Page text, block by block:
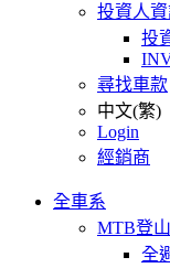
投資人資
投
尋找車款
中文(繁)
Login
經銷商
全車系
MTB登
全